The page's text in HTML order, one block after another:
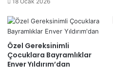
Özel Gereksinimli
Çocuklara Bayramlıklar
Enver Yıldırım’dan